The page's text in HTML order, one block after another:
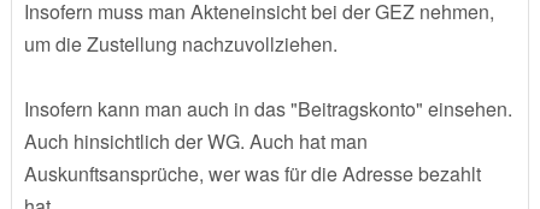
Insofern muss man Akteneinsicht bei der GEZ nehmen,
um die Zustellung nachzuvollziehen.
Insofern kann man auch in das "Beitragskonto" einsehen.
Auch hinsichtlich der WG. Auch hat man
Auskunftsansprüche, wer was für die Adresse bezahlt